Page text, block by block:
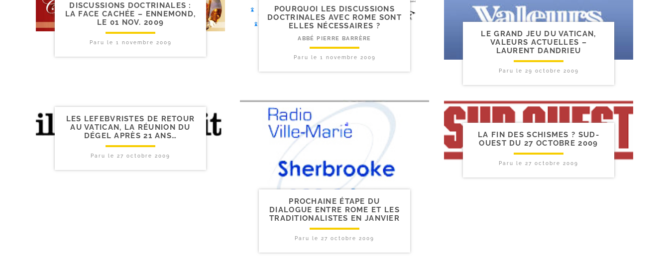
DISCUSSIONS DOCTRINALES :
LA FACE CACHÉE – ENNEMOND,
LE 01 NOV. 2009
Paru le 1 novembre 2009
POURQUOI LES DISCUSSIONS
DOCTRINALES AVEC ROME SONT
ELLES NÉCESSAIRES ?
ABBÉ PIERRE BARRÈRE
Paru le 1 novembre 2009
LE GRAND JEU DU VATICAN,
VALEURS ACTUELLES –
LAURENT DANDRIEU
Paru le 29 octobre 2009
LES LEFEBVRISTES DE RETOUR
AU VATICAN, LA RÉUNION DU
DÉGEL APRÈS 21 ANS…
Paru le 27 octobre 2009
PROCHAINE ÉTAPE DU
DIALOGUE ENTRE ROME ET LES
TRADITIONALISTES EN JANVIER
Paru le 27 octobre 2009
LA FIN DES SCHISMES ? SUD-​
OUEST DU 27 OCTOBRE 2009
Paru le 27 octobre 2009